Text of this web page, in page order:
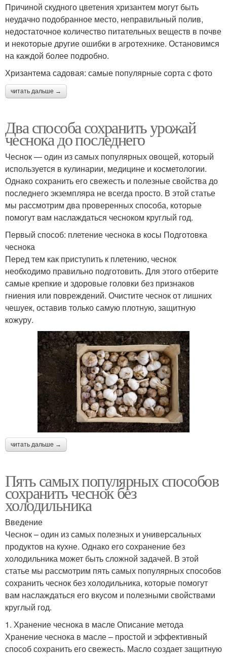
Причиной скудного цветения хризантем могут быть
неудачно подобранное место, неправильный полив,
недостаточное количество питательных веществ в почве
и некоторые другие ошибки в агротехнике. Остановимся
на каждой более подробно.
Хризантема садовая: самые популярные сорта с фото
читать дальше →
Два способа сохранить урожай
чеснока до последнего
Чеснок — один из самых популярных овощей, который
используется в кулинарии, медицине и косметологии.
Однако сохранить его свежесть и полезные свойства до
последнего экземпляра не всегда просто. В этой статье
мы рассмотрим два проверенных способа, которые
помогут вам наслаждаться чесноком круглый год.
Первый способ: плетение чеснока в косы Подготовка
чеснока
Перед тем как приступить к плетению, чеснок
необходимо правильно подготовить. Для этого отберите
самые крепкие и здоровые головки без признаков
гниения или повреждений. Очистите чеснок от лишних
чешуек, оставив только самую плотную, защитную
кожуру.
читать дальше →
Пять самых популярных способов
сохранить чеснок без
холодильника
Введение
Чеснок – один из самых полезных и универсальных
продуктов на кухне. Однако его сохранение без
холодильника может быть сложной задачей. В этой
статье мы рассмотрим пять самых популярных способов
сохранить чеснок без холодильника, которые помогут
вам наслаждаться его вкусом и полезными свойствами
круглый год.
1. Хранение чеснока в масле Описание метода
Хранение чеснока в масле – простой и эффективный
способ сохранить его свежесть. Масло создает защитную